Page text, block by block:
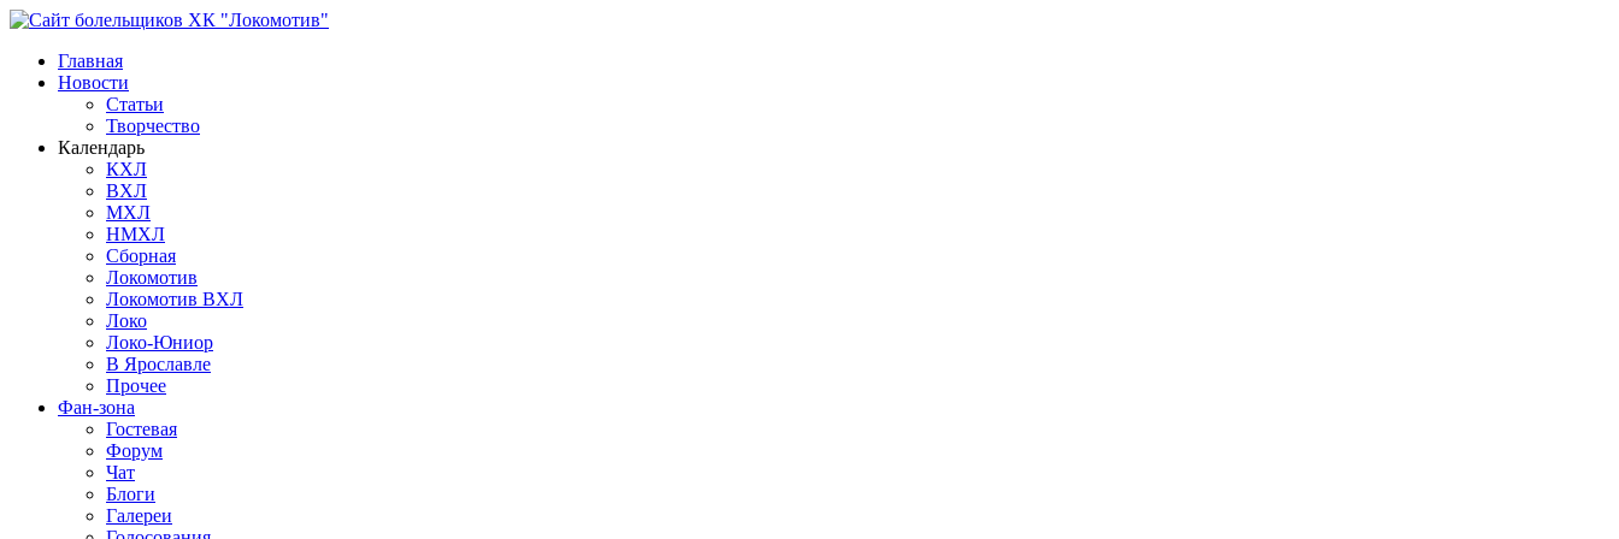
Главная
Новости
Статьи
Творчество
Календарь
КХЛ
ВХЛ
МХЛ
НМХЛ
Сборная
Локомотив
Локомотив ВХЛ
Локо
Локо-Юниор
В Ярославле
Прочее
Фан-зона
Гостевая
Форум
Чат
Блоги
Галереи